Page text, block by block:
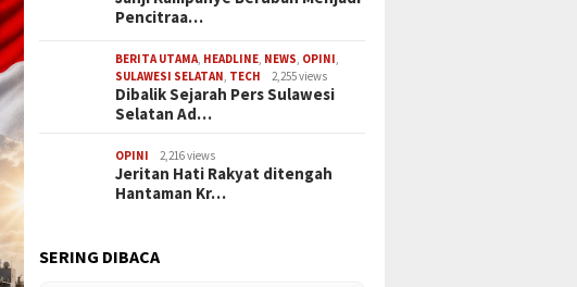
Pencitraa…
BERITA UTAMA HEADLINE NEWS OPINI
SULAWESI SELATAN TECH 2,255 views
Dibalik Sejarah Pers Sulawesi
Selatan Ad…
OPINI 2,216 views
Jeritan Hati Rakyat ditengah
Hantaman Kr…
SERING DIBACA